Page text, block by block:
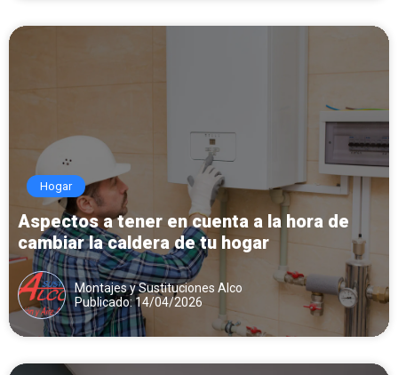
Hogar
Aspectos a tener en cuenta a la hora de
cambiar la caldera de tu hogar
Montajes y Sustituciones Alco
Publicado: 14/04/2026